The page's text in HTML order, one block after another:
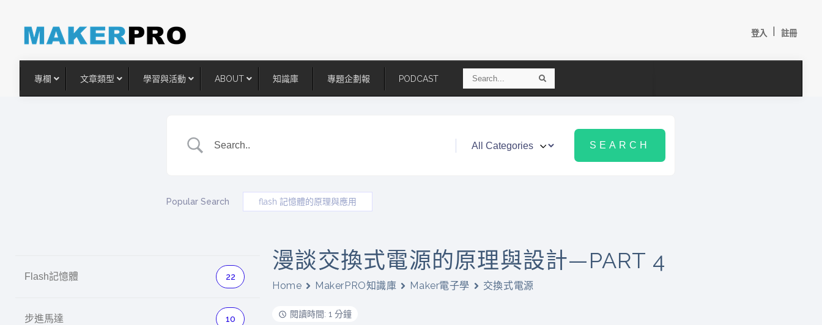
登入 註冊
專欄
英特爾技術驅動醫療外骨骼解決方案
人應用部署實戰經驗
文章類型
元收購Synaptics布局邊緣智慧平
台
Apple、NVIDIA、AMD
學習與活動 ABOUT 知識庫 專題企劃報 PODCAST
a
Popular Search flash 記憶體的原理與應用
Flash記憶體 22
步進馬達 10
漫談交換式電源的原理與設計—PART 4
Home MakerPRO知識庫 Maker電子學 交換式電源
閱讀時間: 1 分鐘